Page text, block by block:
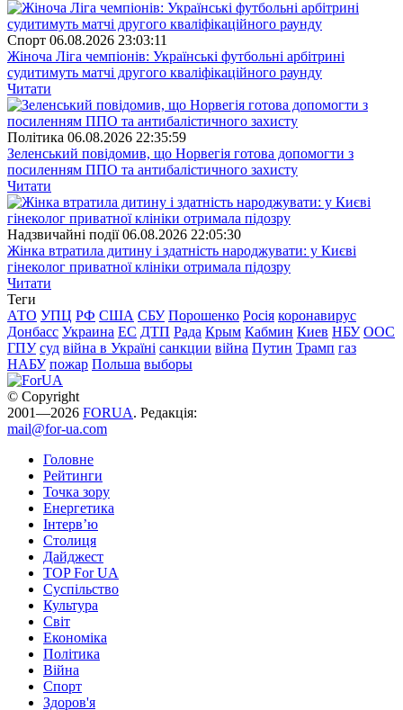
Спорт 06.08.2026 23:03:11
Жіноча Ліга чемпіонів: Українські футбольні арбітрині
судитимуть матчі другого кваліфікаційного раунду
Читати
Полiтика 06.08.2026 22:35:59
Зеленський повідомив, що Норвегія готова допомогти з
посиленням ППО та антибалістичного захисту
Читати
Надзвичайні події 06.08.2026 22:05:30
Жінка втратила дитину і здатність народжувати: у Києві
гінеколог приватної клініки отримала підозру
Читати
Теги
АТО УПЦ РФ США СБУ Порошенко Росія коронавирус
Донбасс Украина ЕС ДТП Рада Крым Кабмин Киев НБУ ООС
ГПУ суд війна в Україні санкции війна Путин Трамп газ
НАБУ пожар Польша выборы
© Copyright
2001—2026 FORUA. Редакція:
mail@for-ua.com
Головне
Рейтинги
Точка зору
Енергетика
Інтерв’ю
Столиця
Дайджест
TOP For UA
Суспiльство
Культура
Світ
Економіка
Політика
Війна
Спорт
Здоров'я